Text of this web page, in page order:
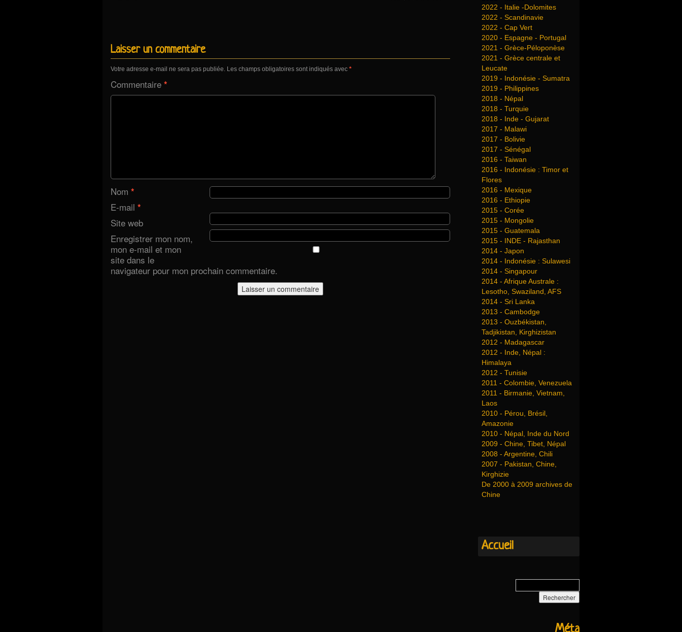
Laisser un commentaire
Votre adresse e-mail ne sera pas publiée. Les champs obligatoires sont indiqués avec *
Commentaire *
Nom *
E-mail *
Site web
Enregistrer mon nom,
mon e-mail et mon
site dans le
navigateur pour mon prochain commentaire.
2022 - Italie -Dolomites
2022 - Scandinavie
2022 - Cap Vert
2020 - Espagne - Portugal
2021 - Grèce-Péloponèse
2021 - Grèce centrale et
Leucate
2019 - Indonésie - Sumatra
2019 - Philippines
2018 - Népal
2018 - Turquie
2018 - Inde - Gujarat
2017 - Malawi
2017 - Bolivie
2017 - Sénégal
2016 - Taiwan
2016 - Indonésie : Timor et
Flores
2016 - Mexique
2016 - Ethiopie
2015 - Corée
2015 - Mongolie
2015 - Guatemala
2015 - INDE - Rajasthan
2014 - Japon
2014 - Indonésie : Sulawesi
2014 - Singapour
2014 - Afrique Australe :
Lesotho, Swaziland, AFS
2014 - Sri Lanka
2013 - Cambodge
2013 - Ouzbékistan,
Tadjikistan, Kirghizistan
2012 - Madagascar
2012 - Inde, Népal :
Himalaya
2012 - Tunisie
2011 - Colombie, Venezuela
2011 - Birmanie, Vietnam,
Laos
2010 - Pérou, Brésil,
Amazonie
2010 - Népal, Inde du Nord
2009 - Chine, Tibet, Népal
2008 - Argentine, Chili
2007 - Pakistan, Chine,
Kirghizie
De 2000 à 2009 archives de
Chine
Accueil